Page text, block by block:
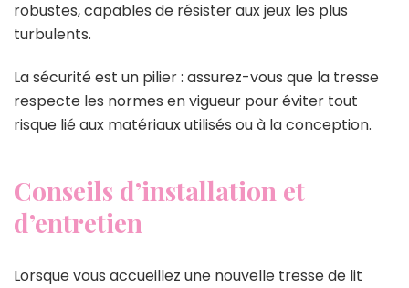
robustes, capables de résister aux jeux les plus
turbulents.
La sécurité est un pilier : assurez-vous que la tresse
respecte les normes en vigueur pour éviter tout
risque lié aux matériaux utilisés ou à la conception.
Conseils d’installation et
d’entretien
Lorsque vous accueillez une nouvelle tresse de lit